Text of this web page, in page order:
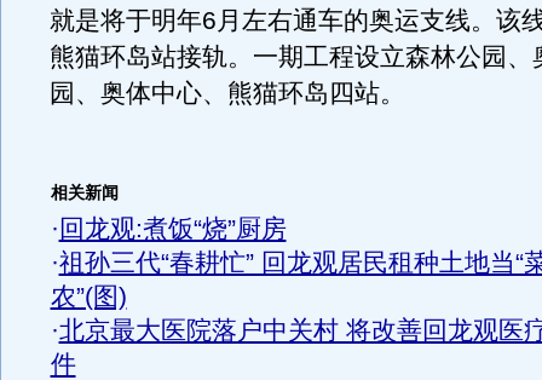
就是将于明年6月左右通车的奥运支线。该
熊猫环岛站接轨。一期工程设立森林公园、
园、奥体中心、熊猫环岛四站。
相关新闻
· 回龙观:煮饭“烧”厨房
·祖孙三代“春耕忙” 回龙观居民租种土地当“
农”(图)
·北京最大医院落户中关村 将改善回龙观医
件